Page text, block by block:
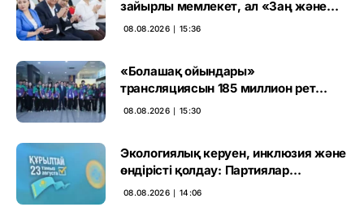
зайырлы мемлекет, ал «Заң және
тәртіп» қағидаты баршаға міндетті
08.08.2026 ∣ 15:36
«Болашақ ойындары»
трансляциясын 185 миллион рет
көрген
08.08.2026 ∣ 15:30
Экологиялық керуен, инклюзия және
өндірісті қолдау: Партиялар
өңірлерде қандай мәселе көтерді
08.08.2026 ∣ 14:06